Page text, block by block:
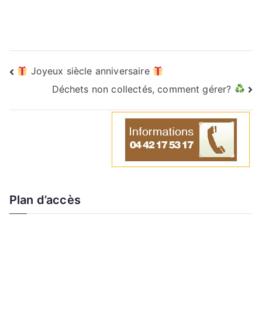
Joyeux siècle anniversaire
Déchets non collectés, comment gérer?
Plan d’accès